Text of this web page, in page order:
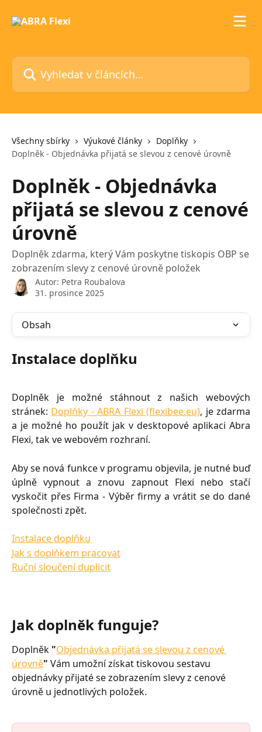
Vyhledat v článcích…
Všechny sbírky Výukové články
Doplňky
Doplněk - Objednávka přijatá se slevou z cenové úrovně
Doplněk - Objednávka
přijatá se slevou z cenové
úrovně
Doplněk zdarma, který Vám poskytne tiskopis OBP se
zobrazením slevy z cenové úrovně položek
Autor: Petra Roubalova
31. prosince 2025
Obsah
Instalace doplňku
Doplněk je možné stáhnout z našich webových
stránek: Doplňky - ABRA Flexi (flexibee.eu), je zdarma
a je možné ho použít jak v desktopové aplikaci Abra
Flexi, tak ve webovém rozhraní.
Aby se nová funkce v programu objevila, je nutné buď
úplně vypnout a znovu zapnout Flexi nebo stačí
vyskočit přes Firma - Výběr firmy a vrátit se do dané
společnosti zpět.
Instalace doplňku
Jak s doplňkem pracovat
Ruční sloučení duplicit
Jak doplněk funguje?
Doplněk "Objednávka přijatá se slevou z cenové
úrovně" Vám umožní získat tiskovou sestavu
objednávky přijaté se zobrazením slevy z cenové
úrovně u jednotlivých položek.